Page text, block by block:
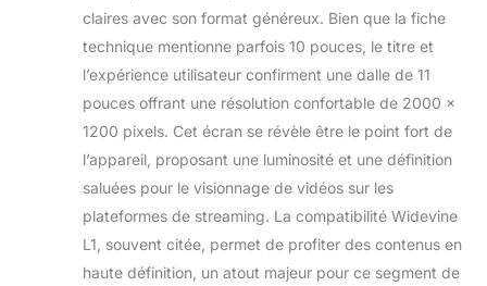
claires avec son format généreux. Bien que la fiche
technique mentionne parfois 10 pouces, le titre et
l’expérience utilisateur confirment une dalle de 11
pouces offrant une résolution confortable de 2000 x
1200 pixels. Cet écran se révèle être le point fort de
l’appareil, proposant une luminosité et une définition
saluées pour le visionnage de vidéos sur les
plateformes de streaming. La compatibilité Widevine
L1, souvent citée, permet de profiter des contenus en
haute définition, un atout majeur pour ce segment de